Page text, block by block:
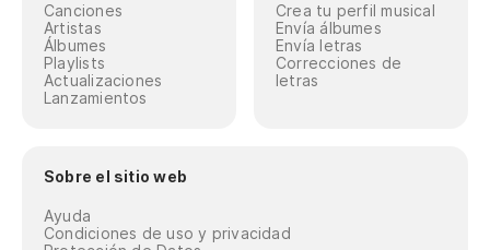
Canciones
Artistas
Álbumes
Playlists
Actualizaciones
Lanzamientos
Crea tu perfil musical
Envía álbumes
Envía letras
Correcciones de
letras
Sobre el sitio web
Ayuda
Condiciones de uso y privacidad